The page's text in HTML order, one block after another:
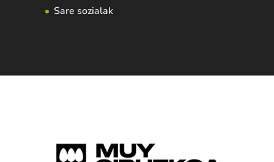
Sare sozialak